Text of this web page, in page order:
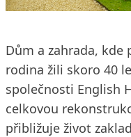
Dům a zahrada, kde
rodina žili skoro 40
společnosti English
celkovou
přibližuje život